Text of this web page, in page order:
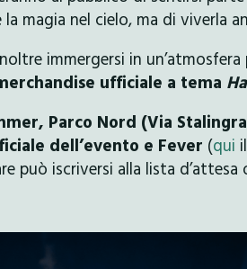
magia nel cielo, ma di viverla
immergersi in
ufficiale a tema
Parco Nord (Via
dell’evento e Fever (qui
può iscriversi alla lista